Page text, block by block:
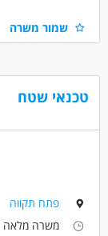
לחברה המתמחה
מערכות גילוי עשן
מוגרים באזור השרון
אלקטרוניקה
שמור משרה
טכנאי שטח
פתח תקווה
משרה מלאה